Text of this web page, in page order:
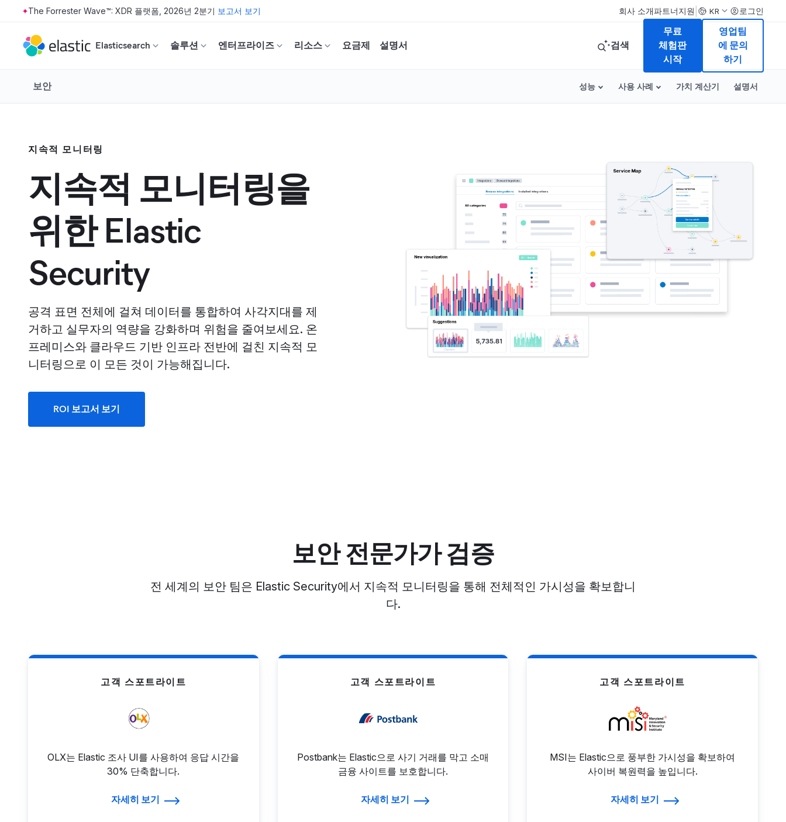
Skip to main content
The Forrester Wave™: XDR 플랫폼, 2026년 2분기 보고서 보기 회사 소개파트너지원 KR 로그인
Elasticsearch 솔루션 엔터프라이즈 리소스 요금제 설명서 검색
무료
체험판
시작
영업팀
에 문의
하기
보안 성능 사용 사례 가치 계산기 설명서
지속적 모니터링
지속적 모니터링을
위한 Elastic
Security
공격 표면 전체에 걸쳐 데이터를 통합하여 사각지대를 제
거하고 실무자의 역량을 강화하며 위험을 줄여보세요. 온
프레미스와 클라우드 기반 인프라 전반에 걸친 지속적 모
니터링으로 이 모든 것이 가능해집니다.
ROI 보고서 보기
보안 전문가가 검증
전 세계의 보안 팀은 Elastic Security에서 지속적 모니터링을 통해 전체적인 가시성을 확보합니
다.
고객 스포트라이트
OLX는 Elastic 조사 UI를 사용하여 응답 시간을
30% 단축합니다.
자세히 보기
고객 스포트라이트
Postbank는 Elastic으로 사기 거래를 막고 소매
금융 사이트를 보호합니다.
자세히 보기
고객 스포트라이트
MSI는 Elastic으로 풍부한 가시성을 확보하여
사이버 복원력을 높입니다.
자세히 보기